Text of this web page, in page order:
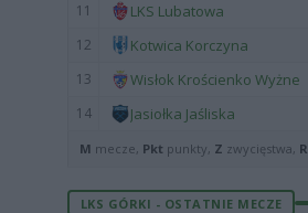
11 LKS Lubatowa
12 Kotwica Korczyna
13 Wisłok Krościenko Wyżne
14 Jasiołka Jaśliska
M mecze, Pkt punkty, Z zwycięstwa, R
LKS GÓRKI - OSTATNIE MECZE